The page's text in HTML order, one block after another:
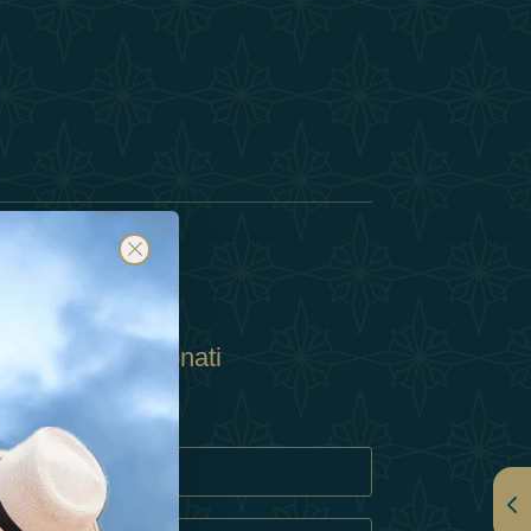
Privacy
Abbonati